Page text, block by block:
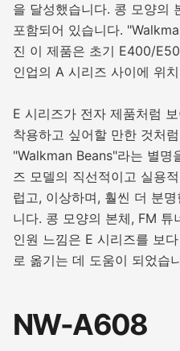
을 달성했습니다. 콩 모양의
포함되어 있습니다.
진 이 제품은 초기 E400/
인업의 A 시리즈 사이에 위
E 시리즈가 전자 제품처럼
착용하고 싶어할 만한 것처
"Walkman Beans"라는 별명
즈 모델의 직선적이고 실용
럽고, 이상하며, 훨씬 더 분
니다. 콩 모양의 본체, FM 튜
인원 느낌은 E 시리즈를 보
로 옮기는 데 도움이 되었습
NW-A608